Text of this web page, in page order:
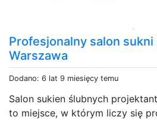
Profesjonalny salon
Warszawa
Dodano: 6 lat 9 miesięcy temu
Salon sukien ślubnych
to miejsce, w którym liczy się